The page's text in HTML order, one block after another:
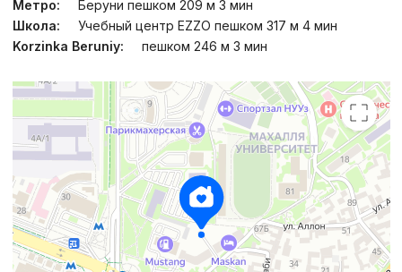
Метро:
Беруни пешком 209 м 3 мин
Школа:
Учебный центр EZZO пешком 317 м 4 мин
Korzinka Beruniy:
пешком 246 м 3 мин